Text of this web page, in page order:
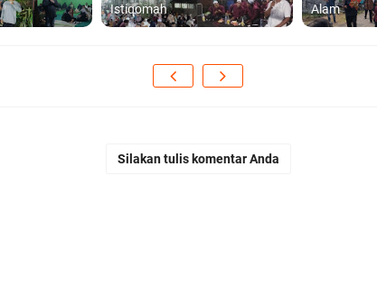
Istiqomah
Alam
Silakan tulis komentar Anda